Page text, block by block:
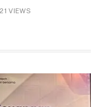
VIEWS